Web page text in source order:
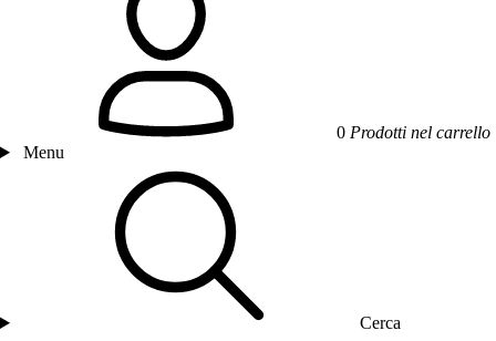
0 Prodotti nel carrello
Menu
Cerca